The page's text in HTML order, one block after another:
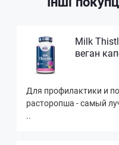
Milk
веган
Для профилактики и
расторопша - самый
..